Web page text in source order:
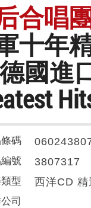
合唱
十年
國進
碼
號 3807317
型 西洋CD 精
司